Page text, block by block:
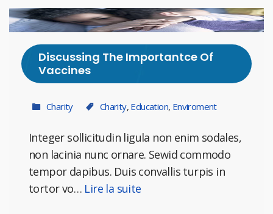
Discussing The Importantce Of
Vaccines
Charity Charity, Education, Enviroment
Integer sollicitudin ligula non enim sodales,
non lacinia nunc ornare. Sewid commodo
tempor dapibus. Duis convallis turpis in
tortor vo… Lire la suite